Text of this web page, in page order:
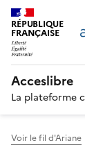
RÉPUBLIQUE
FRANÇAISE
Acceslibre
La plateforme
Voir le fil d'Ariane